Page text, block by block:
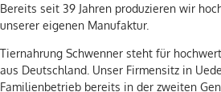
Bereits seit 39 Jahren produzieren wir
unserer eigenen Manufaktur.
Tiernahrung Schwenner steht für
aus Deutschland. Unser Firmensitz in
Familienbetrieb bereits in der zweiten